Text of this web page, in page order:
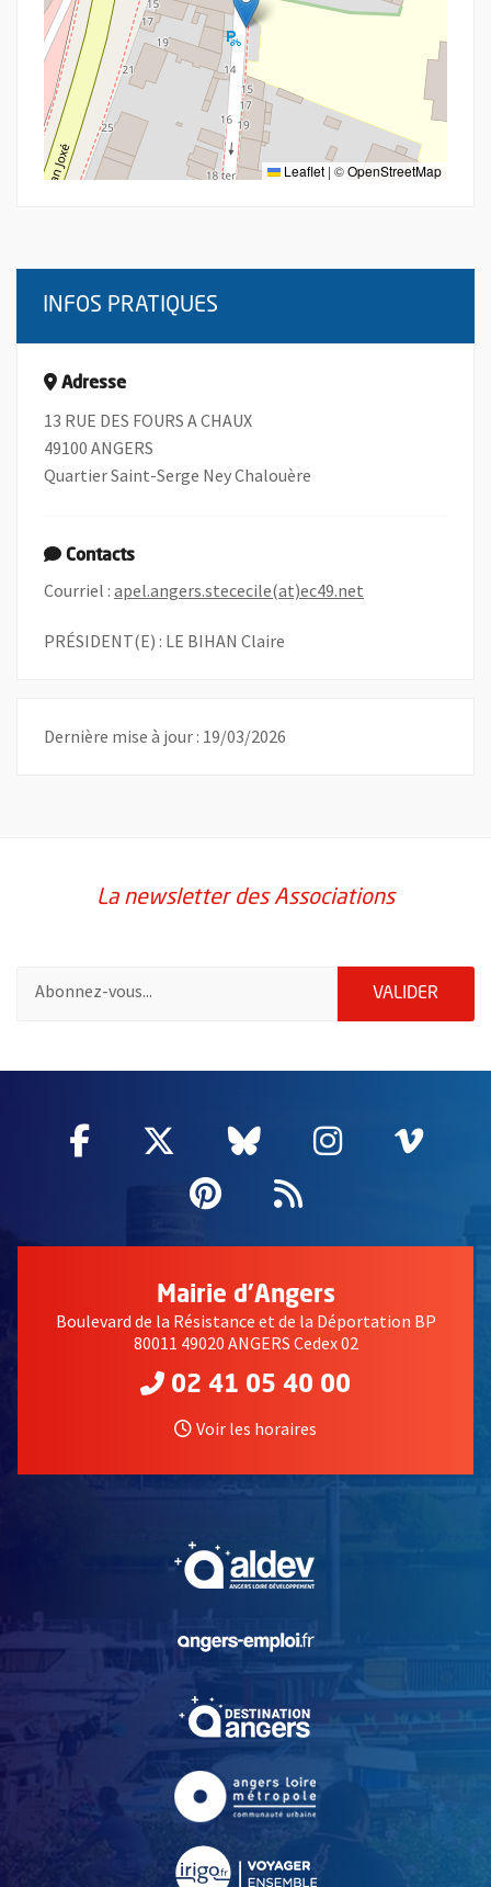
Leaflet | ©OpenStreetMap
INFOS PRATIQUES
Adresse
13 RUE DES FOURS A CHAUX
49100 ANGERS
Quartier Saint-Serge Ney Chalouère
Contacts
Courriel : apel.angers.stececile(at)ec49.net
PRÉSIDENT(E) : LE BIHAN Claire
Dernière mise à jour : 19/03/2026
La newsletter des Associations
VALIDER
Facebook
, Ouvre une nouvelle fenêtre
Twitter
, Ouvre une nouvelle
Bluesky
, Ouvre une
Instagram
, Ouvre
,
Pinterest
, Ouvre une
Flux RSS
Mairie d'Angers
Boulevard de la Résistance et de la Déportation BP
80011 49020 ANGERS Cedex 02
02 41 05 40 00
Voir les horaires
, Ouvre une nouvelle
, Ouvre une nouvelle